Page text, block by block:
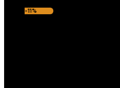
-11%